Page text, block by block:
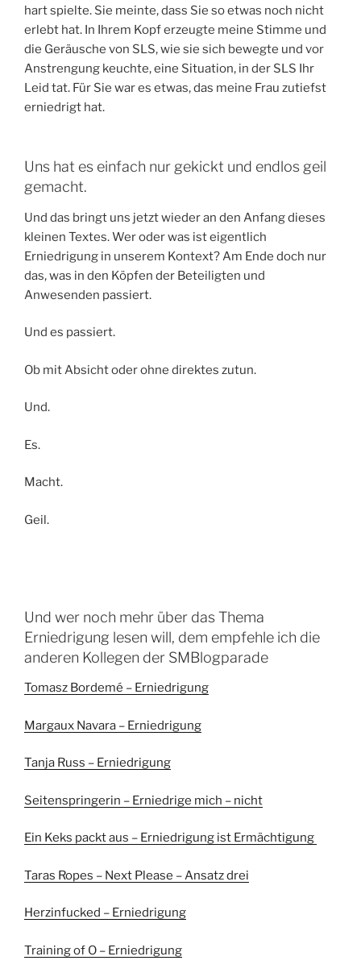
hart spielte. Sie meinte, dass Sie so etwas noch nicht
erlebt hat. In Ihrem Kopf erzeugte meine Stimme und
die Geräusche von SLS, wie sie sich bewegte und vor
Anstrengung keuchte, eine Situation, in der SLS Ihr
Leid tat. Für Sie war es etwas, das meine Frau zutiefst
erniedrigt hat.
Uns hat es einfach nur gekickt und endlos geil
gemacht.
Und das bringt uns jetzt wieder an den Anfang dieses
kleinen Textes. Wer oder was ist eigentlich
Erniedrigung in unserem Kontext? Am Ende doch nur
das, was in den Köpfen der Beteiligten und
Anwesenden passiert.
Und es passiert.
Ob mit Absicht oder ohne direktes zutun.
Und.
Es.
Macht.
Geil.
Und wer noch mehr über das Thema
Erniedrigung lesen will, dem empfehle ich die
anderen Kollegen der SMBlogparade
Tomasz Bordemé – Erniedrigung
Margaux Navara – Erniedrigung
Tanja Russ – Erniedrigung
Seitenspringerin – Erniedrige mich – nicht
Ein Keks packt aus – Erniedrigung ist Ermächtigung
Taras Ropes – Next Please – Ansatz drei
Herzinfucked – Erniedrigung
Training of O – Erniedrigung